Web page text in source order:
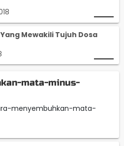
Mewakili Tujuh Dosa
mata-minus-
menyembuhkan-mata-